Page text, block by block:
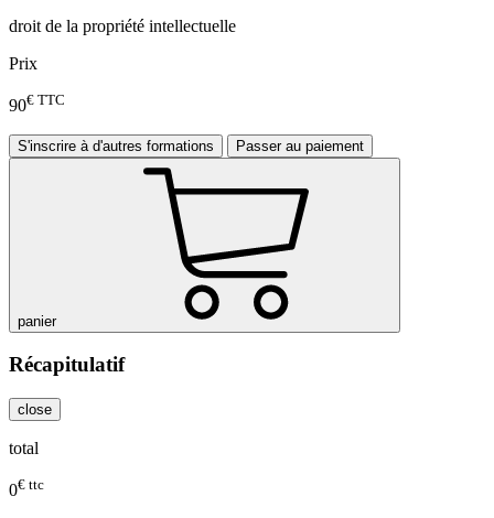
droit de la propriété intellectuelle
Prix
90€ TTC
S'inscrire à d'autres formations Passer au paiement
panier
Récapitulatif
close
total
0€ ttc